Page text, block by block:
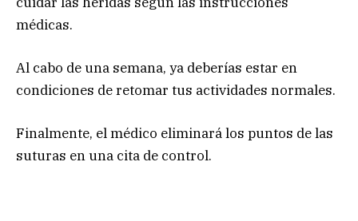
médicas.
Al cabo de una semana, ya deberías estar en
condiciones de retomar tus actividades normales.
Finalmente, el médico eliminará los puntos de las
suturas en una cita de control.